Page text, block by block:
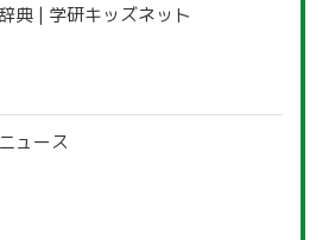
辞典 | 学研キッズネット
ニュース